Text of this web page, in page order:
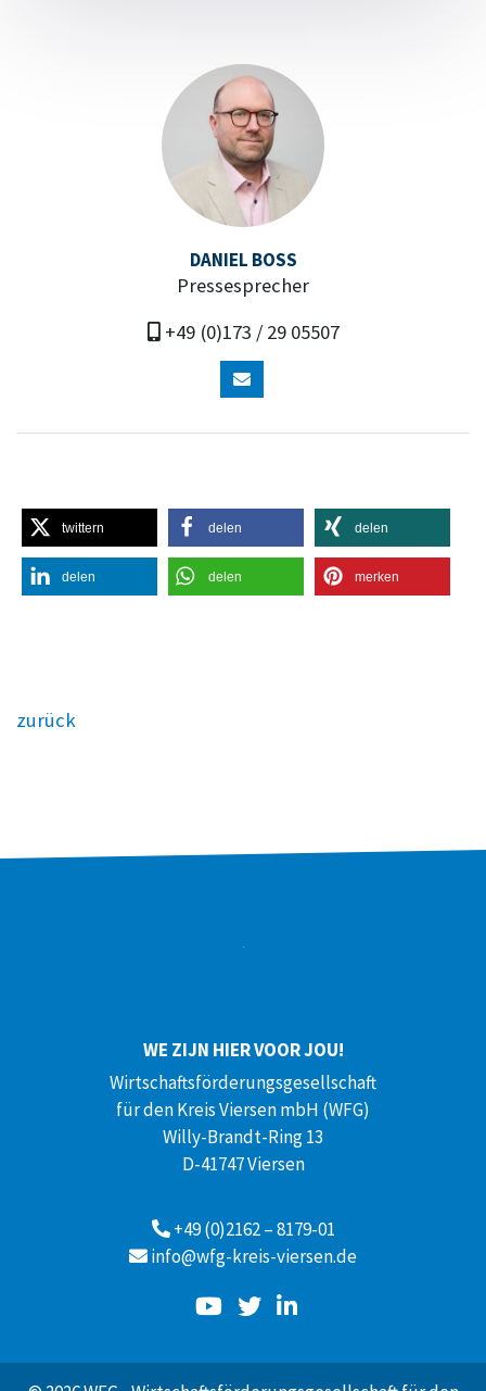
DANIEL BOSS
Pressesprecher
+49 (0)173 / 29 05507
twittern delen delen
delen delen merken
zurück
WE ZIJN HIER VOOR JOU!
Wirtschaftsförderungsgesellschaft
für den Kreis Viersen mbH (WFG)
Willy-Brandt-Ring 13
D-41747 Viersen
+49 (0)2162 – 8179-01
info@wfg-kreis-viersen.de